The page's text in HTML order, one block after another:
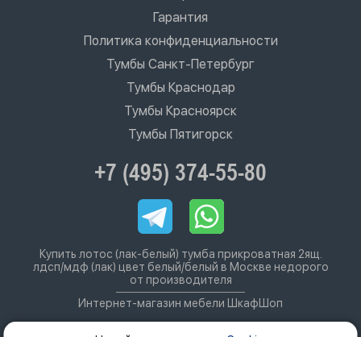
Гарантия
Политика конфиденциальности
Тумбы Санкт-Петербург
Тумбы Краснодар
Тумбы Красноярск
Тумбы Пятигорск
+7 (495) 374-55-80
Купить лотос (лак-белый) тумба прикроватная 2ящ.
лдсп/мдф (лак) цвет белый/белый в Москве недорого
от производителя
Интернет-магазин мебели ШкафШоп